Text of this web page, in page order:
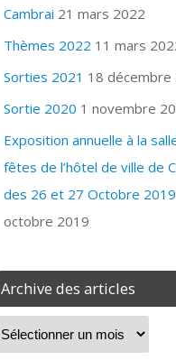
Cambrai 21 mars 2022
Thèmes 2022 11 mars
Sorties 2021 18 décembre
Sortie 2020 1 novembre
Exposition annuelle à la
fêtes de l’hôtel de ville de
des 26 et 27 Octobre 2019
octobre 2019
Archive des articles